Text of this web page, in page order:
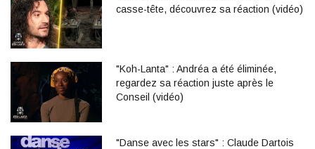
casse-tête, découvrez sa réaction (vidéo)
"Koh-Lanta" : Andréa a été éliminée,
regardez sa réaction juste après le
Conseil (vidéo)
"Danse avec les stars" : Claude Dartois